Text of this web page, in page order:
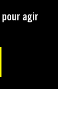
pour agir